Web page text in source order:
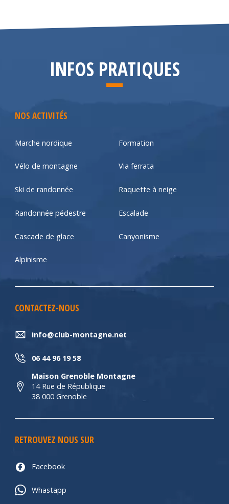
INFOS PRATIQUES
NOS ACTIVITÉS
Marche nordique Formation
Vélo de montagne Via ferrata
Ski de randonnée Raquette à neige
Randonnée pédestre Escalade
Cascade de glace Canyonisme
Alpinisme
CONTACTEZ-NOUS
info@club-montagne.net
06 44 96 19 58
Maison Grenoble Montagne
14 Rue de République
38 000 Grenoble
RETROUVEZ NOUS SUR
Facebook
Whastapp